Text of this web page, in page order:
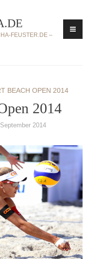
FEUSTER.DE –
BEACH OPEN 2014
2014
2014